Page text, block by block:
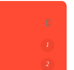
1
2